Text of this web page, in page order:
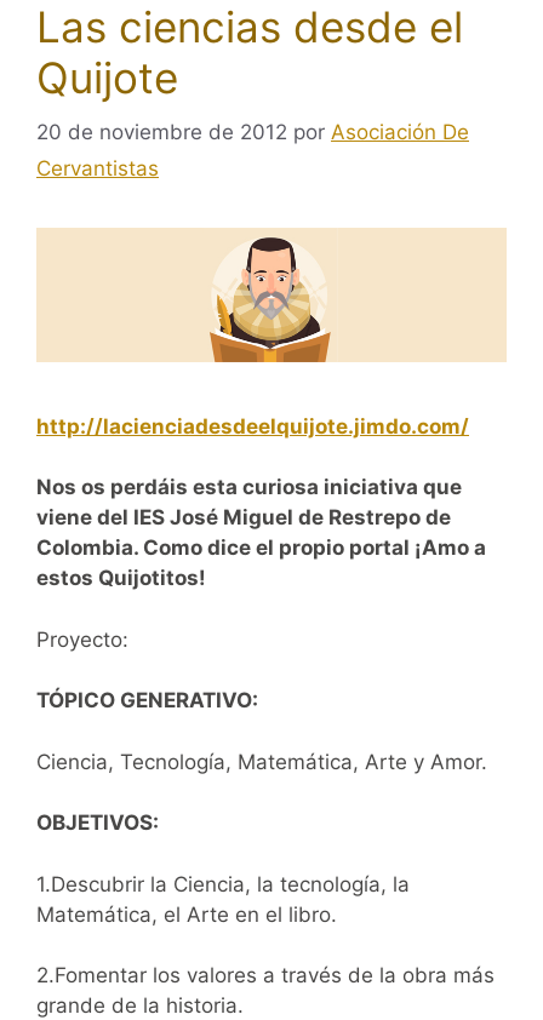
Las ciencias desde el
Quijote
20 de noviembre de 2012 por Asociación De
Cervantistas
http://lacienciadesdeelquijote.jimdo.com/
Nos os perdáis esta curiosa iniciativa que
viene del IES José Miguel de Restrepo de
Colombia. Como dice el propio portal ¡Amo a
estos Quijotitos!
Proyecto:
TÓPICO GENERATIVO:
Ciencia, Tecnología, Matemática, Arte y Amor.
OBJETIVOS:
1.Descubrir la Ciencia, la tecnología, la
Matemática, el Arte en el libro.
2.Fomentar los valores a través de la obra más
grande de la historia.